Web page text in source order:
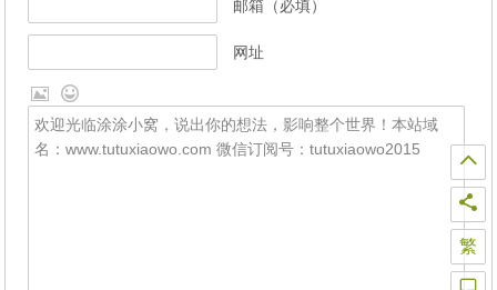
邮箱（必填）
网址
繁